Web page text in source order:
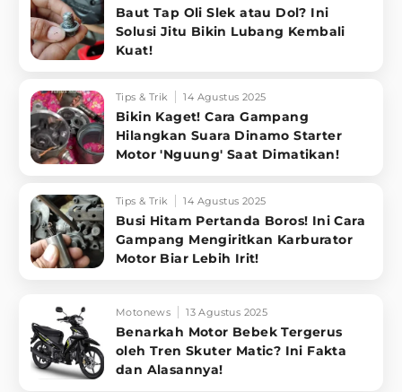
Baut Tap Oli Slek atau Dol? Ini
Solusi Jitu Bikin Lubang Kembali
Kuat!
Tips & Trik 14 Agustus 2025
Bikin Kaget! Cara Gampang
Hilangkan Suara Dinamo Starter
Motor 'Nguung' Saat Dimatikan!
Tips & Trik 14 Agustus 2025
Busi Hitam Pertanda Boros! Ini Cara
Gampang Mengiritkan Karburator
Motor Biar Lebih Irit!
Motonews 13 Agustus 2025
Benarkah Motor Bebek Tergerus
oleh Tren Skuter Matic? Ini Fakta
dan Alasannya!